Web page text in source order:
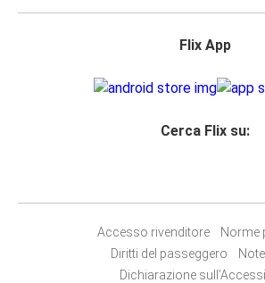
Flix App
Cerca Flix su:
Accesso rivenditore
Norme
Diritti del passeggero
Dichiarazione